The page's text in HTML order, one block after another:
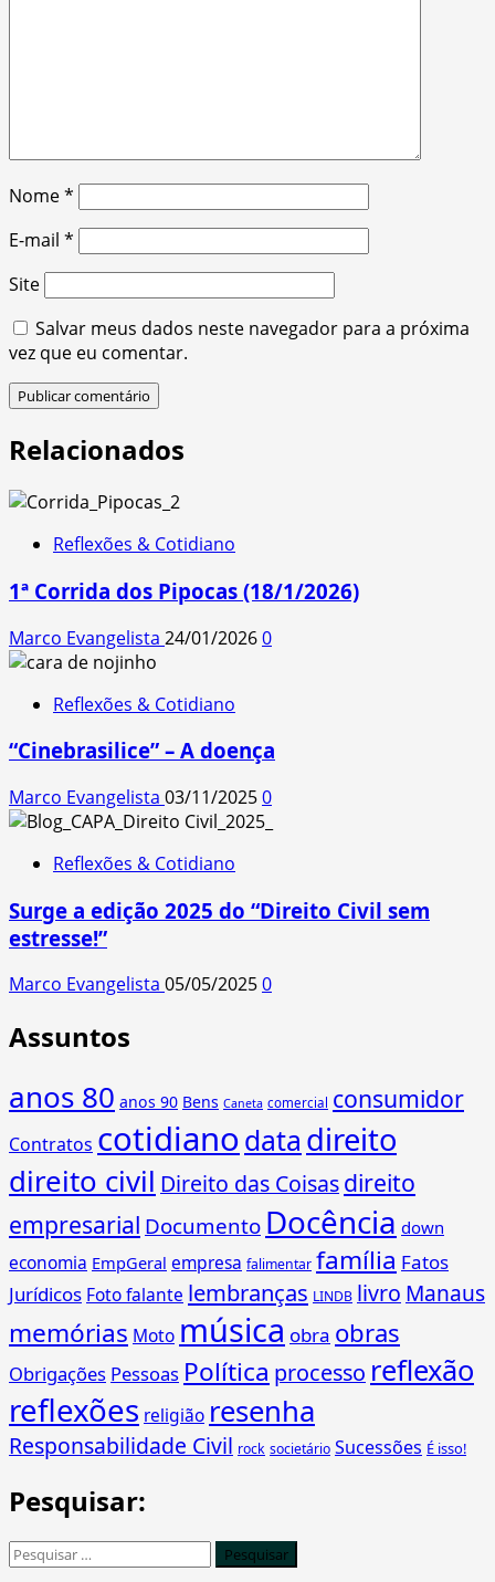
Nome*
E-mail *
Site
Salvar meus dados neste navegador para a próxima
vez que eu comentar.
Relacionados
Reflexões & Cotidiano
1ª Corrida dos Pipocas (18/1/2026)
Marco Evangelista 24/01/20260
Reflexões & Cotidiano
“Cinebrasilice” – A doença
Marco Evangelista 03/11/20250
Reflexões & Cotidiano
Surge a edição 2025 do “Direito Civil sem
estresse!”
Marco Evangelista 05/05/20250
Assuntos
anos 80 anos 90 Bens Caneta comercial consumidor
Contratos cotidianodata direito
direito civil Direito das Coisasdireito
empresarial Documento Docência down
economia EmpGeral empresa falimentar família Fatos
Jurídicos Foto falante lembranças LINDB livro Manaus
memórias Moto música obra obras
Obrigações Pessoas Política processo reflexão
reflexões religião resenha
Responsabilidade Civil rock societário Sucessões É isso!
Pesquisar:
Pesquisar